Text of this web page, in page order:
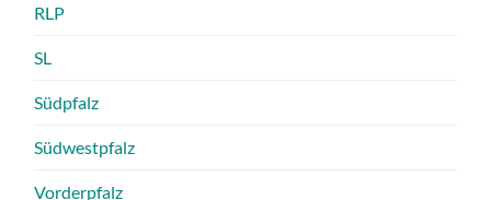
RLP
SL
Südpfalz
Südwestpfalz
Vorderpfalz